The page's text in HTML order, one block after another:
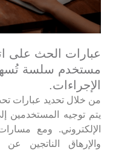
عبارات الحث على
مستخدم سلسة
الإجراءات.
من خلال تحديد عبارات
يتم توجيه المستخدمين
الإلكتروني. ومع
والإرهاق الناتجين عن